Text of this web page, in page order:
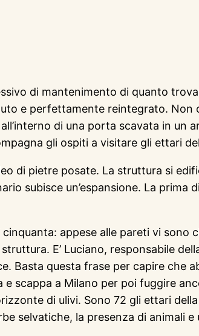
di mantenimento di quanto
e perfettamente reintegrato. Non
di una porta scavata in un
gli ospiti a visitare gli ettari
di pietre posate. La struttura si
subisce un’espansione. La
appese alle pareti vi
E’ Luciano, responsabile
Basta questa frase per capire che
scappa a Milano per poi fuggire
di ulivi. Sono 72 gli ettari
selvatiche, la presenza di animali